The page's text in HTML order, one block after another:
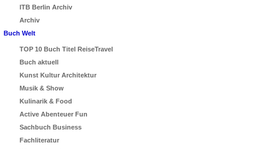
ITB Berlin Archiv
Archiv
Buch Welt
TOP 10 Buch Titel ReiseTravel
Buch aktuell
Kunst Kultur Architektur
Musik & Show
Kulinarik & Food
Active Abenteuer Fun
Sachbuch Business
Fachliteratur